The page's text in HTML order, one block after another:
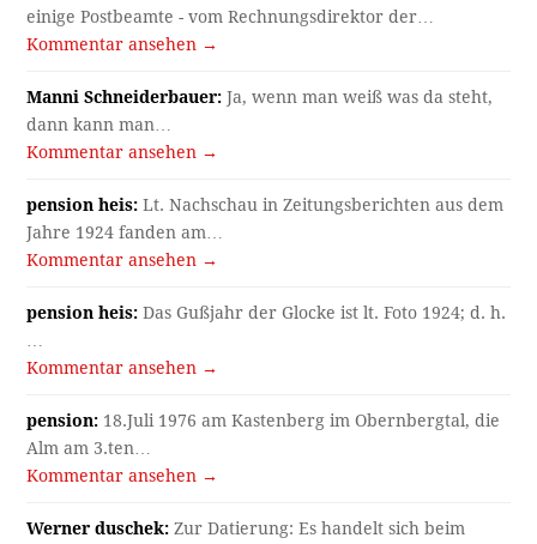
einige Postbeamte - vom Rechnungsdirektor der…
Kommentar ansehen →
Manni Schneiderbauer: Ja, wenn man weiß was da steht,
dann kann man…
Kommentar ansehen →
pension heis: Lt. Nachschau in Zeitungsberichten aus dem
Jahre 1924 fanden am…
Kommentar ansehen →
pension heis: Das Gußjahr der Glocke ist lt. Foto 1924; d. h.
Kommentar ansehen →
pension: 18.Juli 1976 am Kastenberg im Obernbergtal, die
Alm am 3.ten…
Kommentar ansehen →
Werner duschek: Zur Datierung: Es handelt sich beim